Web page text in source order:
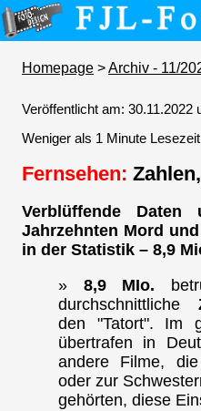
Homepage >Archiv - 11/
Veröffentlicht am: 30.11.2022
Weniger als 1 Minute Lesezeit
Fernsehen:
Verblüffende
Jahrzehnten Mord
in der Statistik – 8,9
» 8,9 MIo.
durchschnittliche
den "Tatort". Im
übertrafen in
andere Filme,
oder zur
gehörten, diese